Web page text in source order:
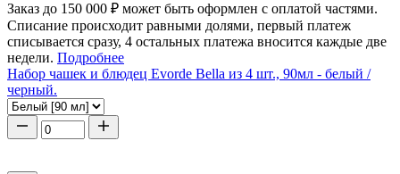
Заказ до 150 000 ₽ может быть оформлен с оплатой частями.
Списание происходит равными долями, первый платеж
списывается сразу, 4 остальных платежа вносится каждые две
недели. Подробнее
Набор чашек и блюдец Evorde Bella из 4 шт., 90мл - белый /
черный.